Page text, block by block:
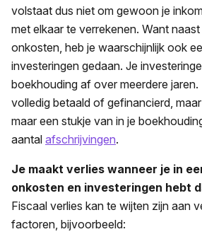
volstaat dus niet om gewoon je
met elkaar te verrekenen. Want
onkosten, heb je waarschijnlijk ook
investeringen gedaan. Je
boekhouding af over meerdere jaren.
volledig betaald of gefinancierd,
maar een stukje van in je
aantal afschrijvingen.
Je maakt verlies wanneer je in
onkosten en investeringen hebt
Fiscaal verlies kan te wijten zijn aan
factoren, bijvoorbeeld: